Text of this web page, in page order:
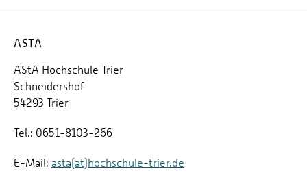
ASTA
AStA Hochschule Trier
Schneidershof
54293 Trier
Tel.: 0651-8103-266
E-Mail: asta(at)hochschule-trier.de